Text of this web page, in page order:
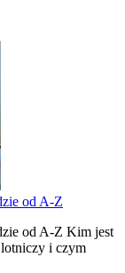
od A-Z
od A-Z Kim jest
i czym